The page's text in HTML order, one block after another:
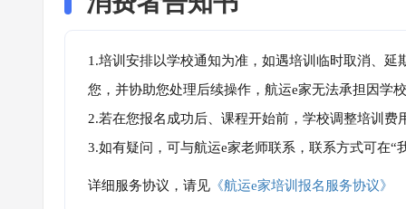
1.培训安排以学校通知为准，如遇培训临时取消、
您，并协助您处理后续操作，航运e家无法承担因学
2.若在您报名成功后、课程开始前，学校调整培训
3.如有疑问，可与航运e家老师联系，联系方式可在
详细服务协议，请见 《航运e家培训报名服务协议》